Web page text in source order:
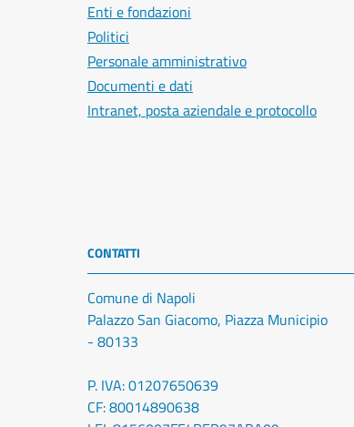
Enti e fondazioni
Politici
Personale amministrativo
Documenti e dati
Intranet, posta aziendale e protocollo
CONTATTI
Comune di Napoli
Palazzo San Giacomo, Piazza Municipio
- 80133
P. IVA: 01207650639
CF: 80014890638